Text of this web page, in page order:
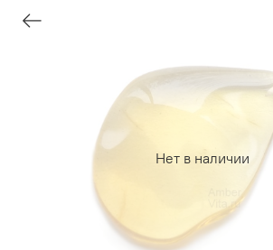
Нет в наличии